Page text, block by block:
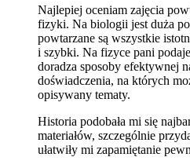
Najlepiej oceniam zajęcia
fizyki. Na biologii jest duża
powtarzane są wszystkie
i szybki. Na fizyce pani
doradza sposoby efektywnej
doświadczenia, na których
opisywany tematy.
Historia podobała mi się
materiałów, szczególnie
ułatwiły mi zapamiętanie